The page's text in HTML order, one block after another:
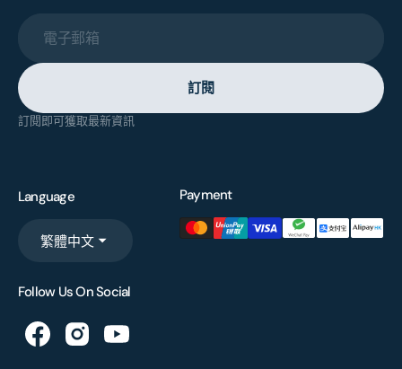
電子郵箱
訂閱
訂閱即可獲取最新資訊
Language
繁體中文
Payment
Follow Us On Social